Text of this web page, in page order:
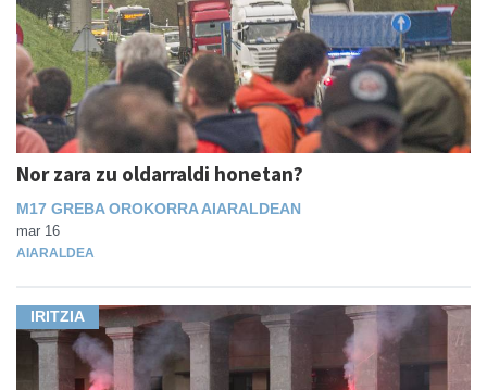
Nor zara zu oldarraldi honetan?
M17 GREBA OROKORRA AIARALDEAN
mar 16
AIARALDEA
IRITZIA